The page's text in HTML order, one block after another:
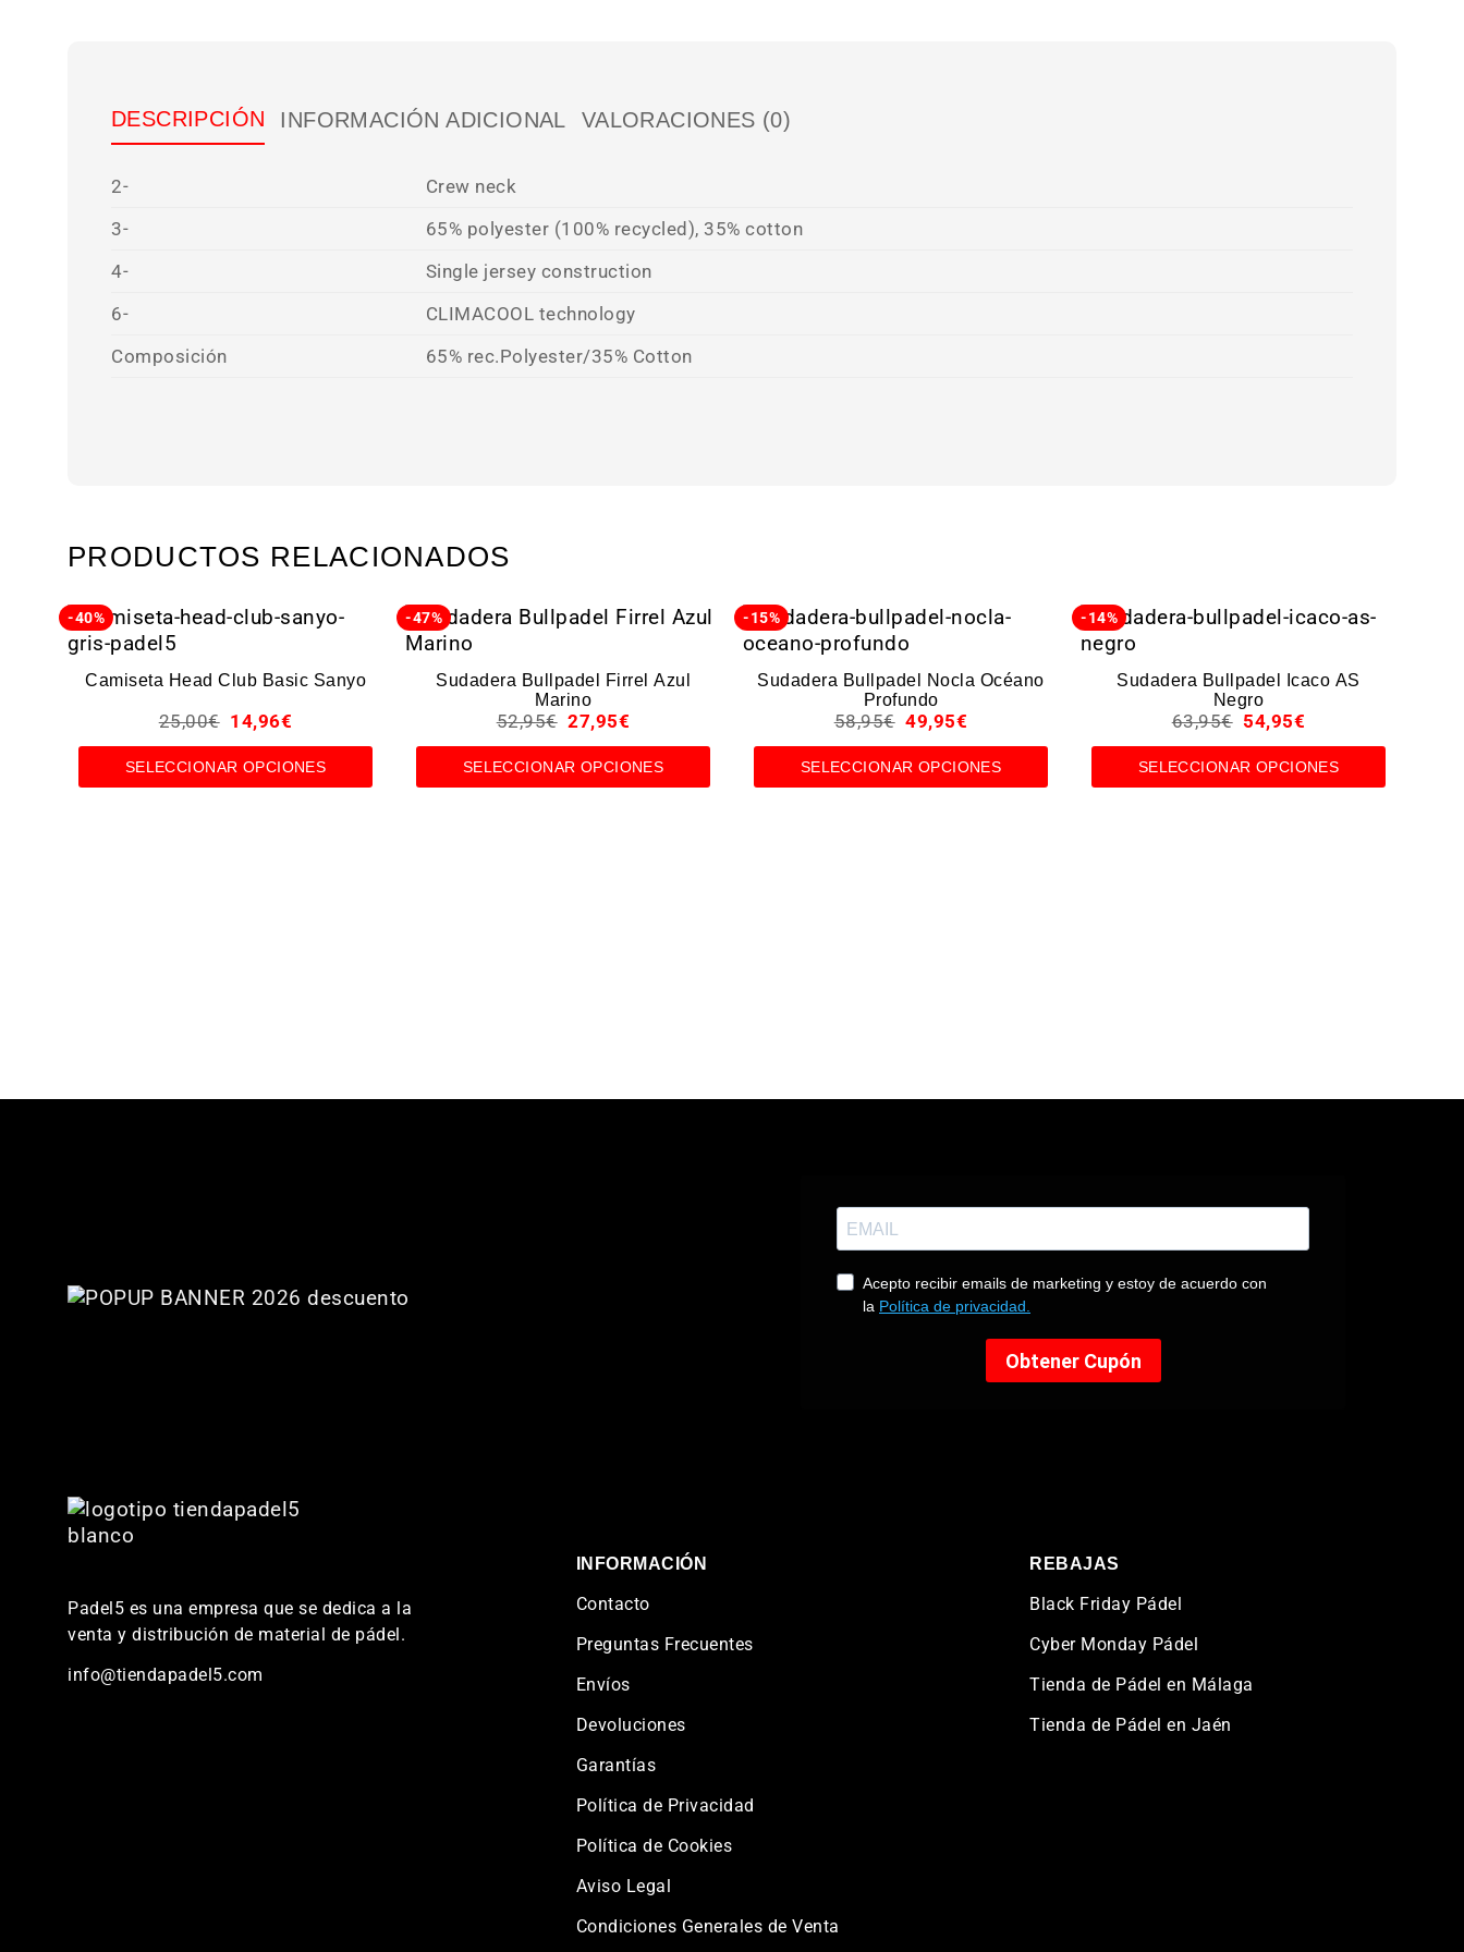
DESCRIPCIÓN INFORMACIÓN ADICIONAL VALORACIONES (0)
2-
Crew neck
3-
65% polyester (100% recycled), 35% cotton
4-
Single jersey construction
6-
CLIMACOOL technology
Composición
65% rec.Polyester/35% Cotton
PRODUCTOS RELACIONADOS
-40%
Camiseta Head Club Basic Sanyo
25,00€ 14,96€
SELECCIONAR OPCIONES
-47%
Sudadera Bullpadel Firrel Azul
Marino
52,95€ 27,95€
SELECCIONAR OPCIONES
-15%
Sudadera Bullpadel Nocla Océano
Profundo
58,95€ 49,95€
SELECCIONAR OPCIONES
-14%
Sudadera Bullpadel Icaco AS
Negro
63,95€ 54,95€
SELECCIONAR OPCIONES
Padel5 es una empresa que se dedica a la
venta y distribución de material de pádel.
info@tiendapadel5.com
INFORMACIÓN
Contacto
Preguntas Frecuentes
Envíos
Devoluciones
Garantías
Política de Privacidad
Política de Cookies
Aviso Legal
Condiciones Generales de Venta
REBAJAS
Black Friday Pádel
Cyber Monday Pádel
Tienda de Pádel en Málaga
Tienda de Pádel en Jaén